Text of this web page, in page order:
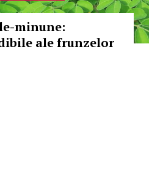
minune:
ale frunzelor